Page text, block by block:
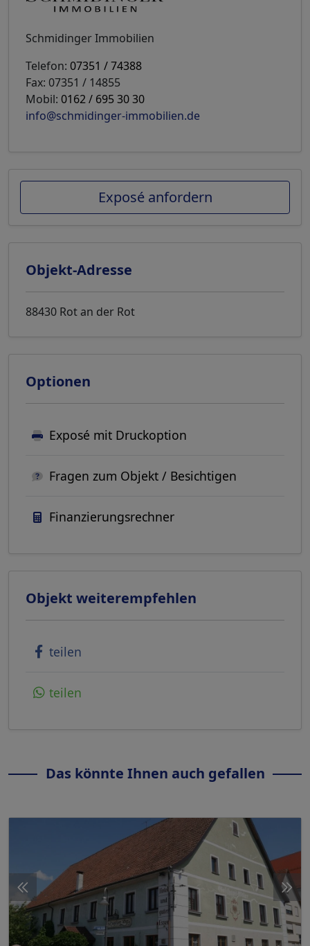
Schmidinger Immobilien
Telefon: 07351 / 74388
Fax: 07351 / 14855
Mobil: 0162 / 695 30 30
info@schmidinger-immobilien.de
Exposé anfordern
Objekt-Adresse
88430 Rot an der Rot
Optionen
Exposé mit Druckoption
Fragen zum Objekt / Besichtigen
Finanzierungsrechner
Objekt weiterempfehlen
teilen
teilen
Das könnte Ihnen auch gefallen